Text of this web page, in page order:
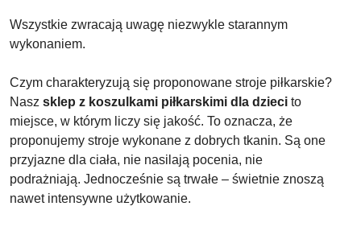
Wszystkie zwracają uwagę niezwykle starannym
wykonaniem.
Czym charakteryzują się proponowane stroje piłkarskie?
Nasz sklep z koszulkami piłkarskimi dla dzieci to
miejsce, w którym liczy się jakość. To oznacza, że
proponujemy stroje wykonane z dobrych tkanin. Są one
przyjazne dla ciała, nie nasilają pocenia, nie
podrażniają. Jednocześnie są trwałe – świetnie znoszą
nawet intensywne użytkowanie.